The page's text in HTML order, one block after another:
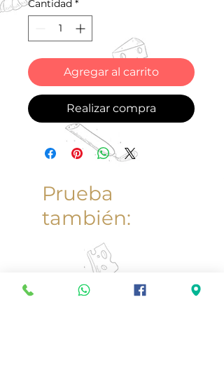
Cantidad *
Agregar al carrito
Realizar compra
Prueba
también: